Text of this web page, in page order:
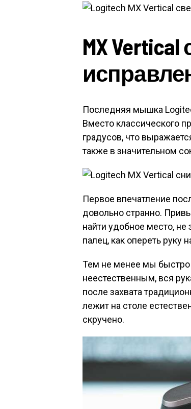
MX
Последняя мышка
Вместо классического
градусов, что
также в значительном
Первое впечатление
довольно странно.
найти удобное место, не
палец, как опереть руку
Тем не менее мы быстро
неестественным, вся
после захвата
лежит на столе
скручено.